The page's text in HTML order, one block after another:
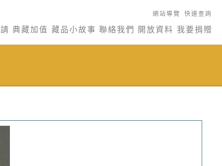
網站導覽 快速查詢
典藏加值 藏品小故事 聯絡我們 開放資料 我要捐贈